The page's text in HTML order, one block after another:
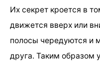
Их секрет кроется в
движется вверх или
полосы чередуются и
друга. Таким образом